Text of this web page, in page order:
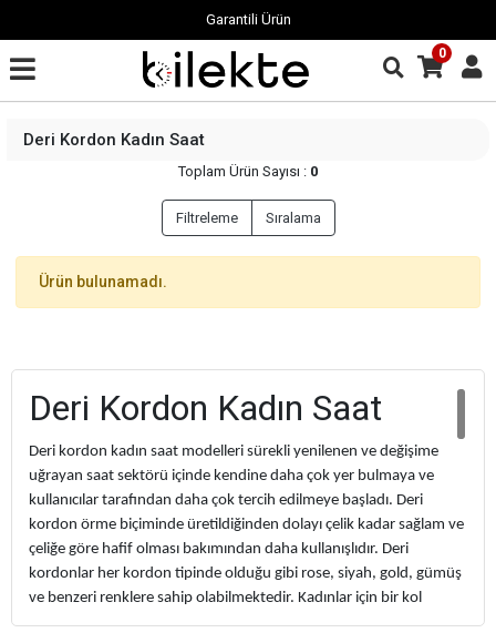
Garantili Ürün
0
Deri Kordon Kadın Saat
Toplam Ürün Sayısı : 0
Filtreleme Sıralama
Ürün bulunamadı.
Deri Kordon Kadın Saat
Deri kordon kadın saat modelleri sürekli yenilenen ve değişime
uğrayan saat sektörü içinde kendine daha çok yer bulmaya ve
kullanıcılar tarafından daha çok tercih edilmeye başladı. Deri
kordon örme biçiminde üretildiğinden dolayı çelik kadar sağlam ve
çeliğe göre hafif olması bakımından daha kullanışlıdır. Deri
kordonlar her kordon tipinde olduğu gibi rose, siyah, gold, gümüş
ve benzeri renklere sahip olabilmektedir. Kadınlar için bir kol
saatinin hissettirdiği duygular ve yaşattığı hisler karşı cinslerine